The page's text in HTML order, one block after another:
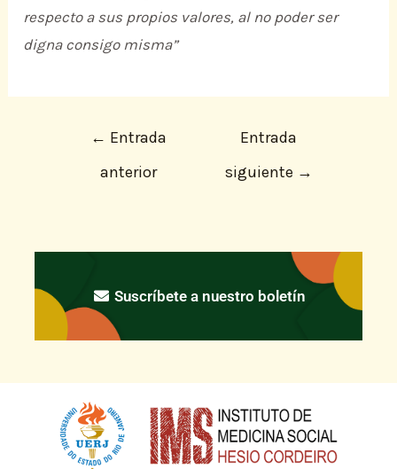
respecto a sus propios valores, al no poder ser
digna consigo misma”
← Entrada
anterior
Entrada
siguiente →
Suscríbete a nuestro boletín